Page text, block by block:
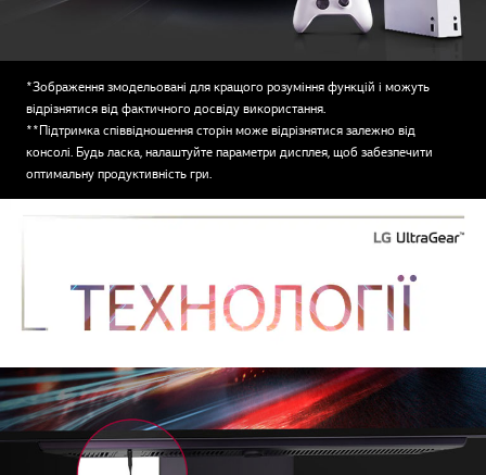
*Зображення змодельовані для кращого розуміння функцій і можуть
відрізнятися від фактичного досвіду використання.
**Підтримка співвідношення сторін може відрізнятися залежно від
консолі. Будь ласка, налаштуйте параметри дисплея, щоб забезпечити
оптимальну продуктивність гри.